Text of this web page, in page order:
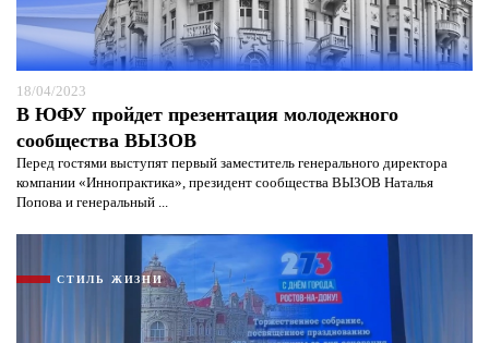
18/04/2023
В ЮФУ пройдет презентация молодежного
сообщества ВЫЗОВ
Перед гостями выступят первый заместитель генерального директора
компании «Иннопрактика», президент сообщества ВЫЗОВ Наталья
Попова и генеральный ...
СТИЛЬ ЖИЗНИ